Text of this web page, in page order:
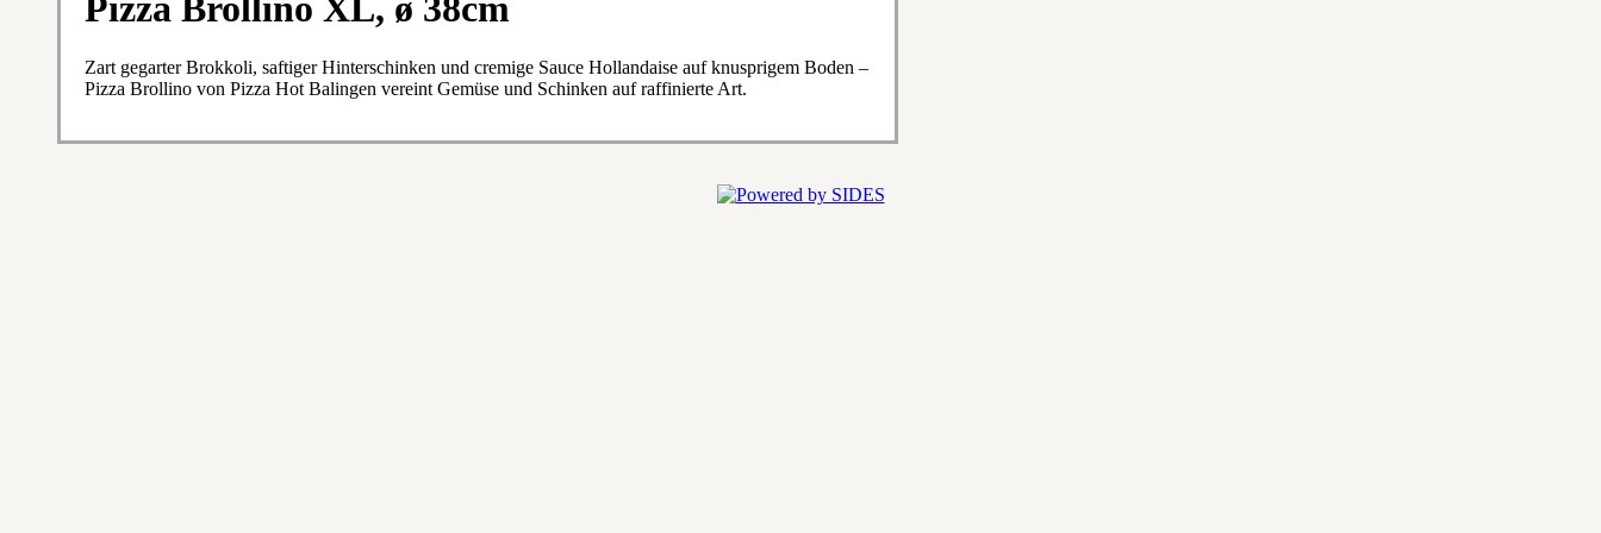
Pizza Brollino XL, ø 38cm
Zart gegarter Brokkoli, saftiger Hinterschinken und cremige Sauce Hollandaise auf knusprigem Boden –
Pizza Brollino von Pizza Hot Balingen vereint Gemüse und Schinken auf raffinierte Art.